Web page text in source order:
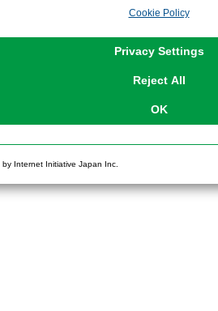
for Strictly Necessary Cookies, please
or rejection settings at any time via
Cookie Policy
Privacy Settings
Reject All
OK
by Internet Initiative Japan Inc.